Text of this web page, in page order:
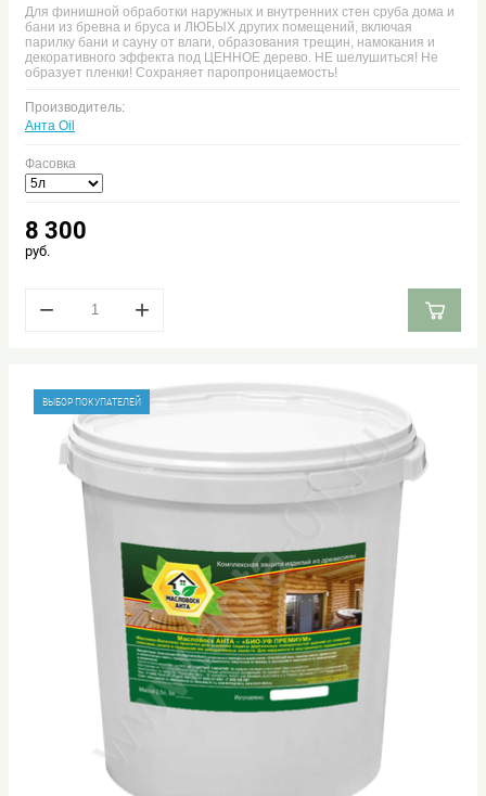
Для финишной обработки наружных и внутренних стен сруба дома и
бани из бревна и бруса и ЛЮБЫХ других помещений, включая
парилку бани и сауну от влаги, образования трещин, намокания и
декоративного эффекта под ЦЕННОЕ дерево. НЕ шелушиться! Не
образует пленки! Сохраняет паропроницаемость!
Производитель:
Анта Oil
Фасовка
8 300
руб.
− +
ВЫБОР ПОКУПАТЕЛЕЙ